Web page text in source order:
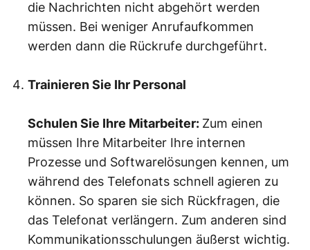
die Nachrichten nicht abgehört werden
müssen. Bei weniger Anrufaufkommen
werden dann die Rückrufe durchgeführt.
Trainieren Sie Ihr Personal
Schulen Sie Ihre Mitarbeiter: Zum einen
müssen Ihre Mitarbeiter Ihre internen
Prozesse und Softwarelösungen kennen, um
während des Telefonats schnell agieren zu
können. So sparen sie sich Rückfragen, die
das Telefonat verlängern. Zum anderen sind
Kommunikationsschulungen äußerst wichtig.